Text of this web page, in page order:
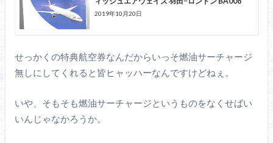
2019年10月20日
せっかくの特典航空券なんだからいっそ燃油サーチャージ
無しにしてくれると皆ヒャッハーなんですけどねぇ。
いや、そもそも燃油サーチャージというものをなくせばい
いんじゃなかろうか。